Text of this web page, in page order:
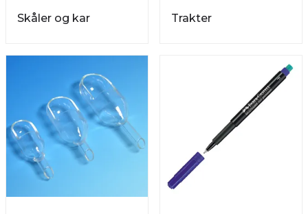
Skåler og kar Trakter